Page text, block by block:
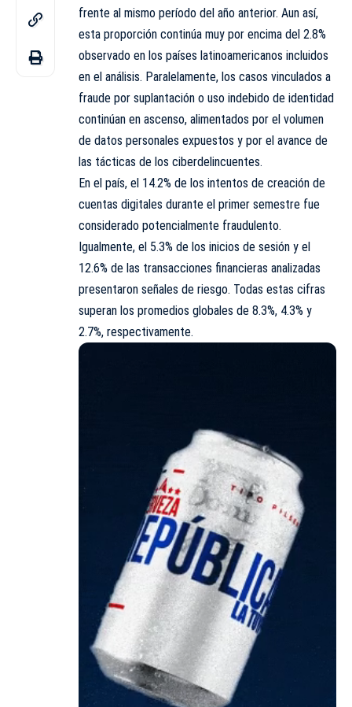
frente al mismo período del año anterior. Aun así,
esta proporción continúa muy por encima del 2.8%
observado en los países latinoamericanos incluidos
en el análisis. Paralelamente, los casos vinculados a
fraude por suplantación o uso indebido de identidad
continúan en ascenso, alimentados por el volumen
de datos personales expuestos y por el avance de
las tácticas de los ciberdelincuentes.
En el país, el 14.2% de los intentos de creación de
cuentas digitales durante el primer semestre fue
considerado potencialmente fraudulento.
Igualmente, el 5.3% de los inicios de sesión y el
12.6% de las transacciones financieras analizadas
presentaron señales de riesgo. Todas estas cifras
superan los promedios globales de 8.3%, 4.3% y
2.7%, respectivamente.